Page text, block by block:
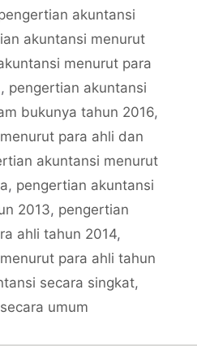
akuntansi
akuntansi menurut
menurut para
, pengertian akuntansi
bukunya tahun 2016,
para ahli dan
akuntansi menurut
, pengertian akuntansi
2013, pengertian
ahli tahun 2014,
para ahli tahun
secara singkat,
umum